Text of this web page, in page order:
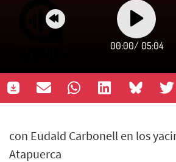
00:00/ 05:04
con Eudald Carbonell en los
Atapuerca